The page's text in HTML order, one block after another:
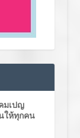
มเปญ
ให้ทุกคน